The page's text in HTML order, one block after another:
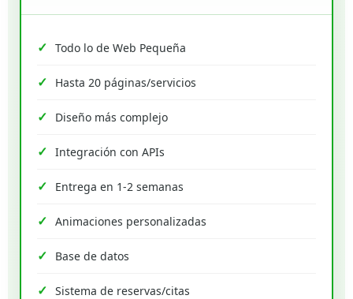
Todo lo de Web Pequeña
Hasta 20 páginas/servicios
Diseño más complejo
Integración con APIs
Entrega en 1-2 semanas
Animaciones personalizadas
Base de datos
Sistema de reservas/citas